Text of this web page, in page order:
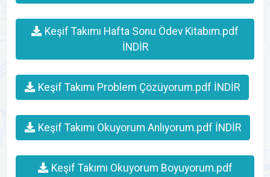
Keşif Takımı Hafta Sonu Ödev Kitabım.pdf
İNDİR
Keşif Takımı Problem Çözüyorum.pdf İNDİR
Keşif Takımı Okuyorum Anlıyorum.pdf İNDİR
Keşif Takımı Okuyorum Boyuyorum.pdf